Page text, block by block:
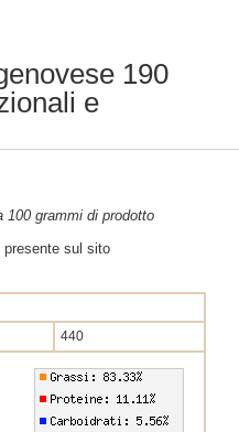
190
e
grammi di prodotto
sul sito
440